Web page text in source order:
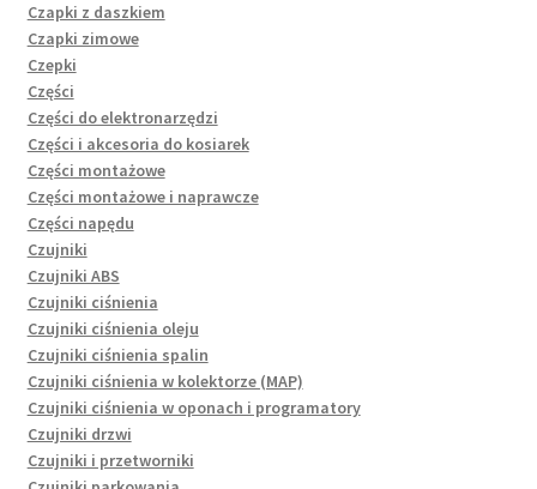
Czapki z daszkiem
Czapki zimowe
Czepki
Części
Części do elektronarzędzi
Części i akcesoria do kosiarek
Części montażowe
Części montażowe i naprawcze
Części napędu
Czujniki
Czujniki ABS
Czujniki ciśnienia
Czujniki ciśnienia oleju
Czujniki ciśnienia spalin
Czujniki ciśnienia w kolektorze (MAP)
Czujniki ciśnienia w oponach i programatory
Czujniki drzwi
Czujniki i przetworniki